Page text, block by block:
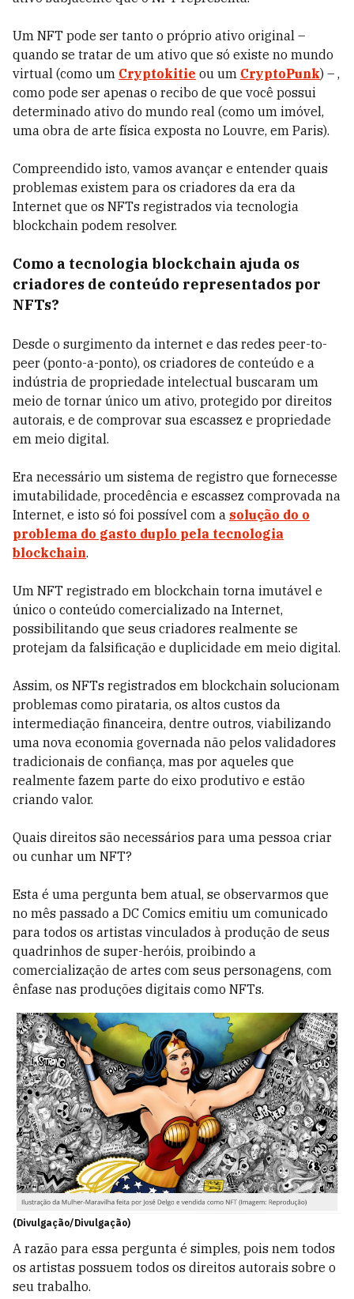
Um NFT pode ser tanto o próprio ativo original –
quando se tratar de um ativo que só existe no mundo
virtual (como um Cryptokitie ou um CryptoPunk) – ,
como pode ser apenas o recibo de que você possui
determinado ativo do mundo real (como um imóvel,
uma obra de arte física exposta no Louvre, em Paris).
Compreendido isto, vamos avançar e entender quais
problemas existem para os criadores da era da
Internet que os NFTs registrados via tecnologia
blockchain podem resolver.
Como a tecnologia blockchain ajuda os
criadores de conteúdo representados por
NFTs?
Desde o surgimento da internet e das redes peer-to-
peer (ponto-a-ponto), os criadores de conteúdo e a
indústria de propriedade intelectual buscaram um
meio de tornar único um ativo, protegido por direitos
autorais, e de comprovar sua escassez e propriedade
em meio digital.
Era necessário um sistema de registro que fornecesse
imutabilidade, procedência e escassez comprovada na
Internet, e isto só foi possível com a solução do o
problema do gasto duplo pela tecnologia
blockchain.
Um NFT registrado em blockchain torna imutável e
único o conteúdo comercializado na Internet,
possibilitando que seus criadores realmente se
protejam da falsificação e duplicidade em meio digital.
Assim, os NFTs registrados em blockchain solucionam
problemas como pirataria, os altos custos da
intermediação financeira, dentre outros, viabilizando
uma nova economia governada não pelos validadores
tradicionais de confiança, mas por aqueles que
realmente fazem parte do eixo produtivo e estão
criando valor.
Quais direitos são necessários para uma pessoa criar
ou cunhar um NFT?
Esta é uma pergunta bem atual, se observarmos que
no mês passado a DC Comics emitiu um comunicado
para todos os artistas vinculados à produção de seus
quadrinhos de super-heróis, proibindo a
comercialização de artes com seus personagens, com
ênfase nas produções digitais como NFTs.
(Divulgação/Divulgação)
A razão para essa pergunta é simples, pois nem todos
os artistas possuem todos os direitos autorais sobre o
seu trabalho.